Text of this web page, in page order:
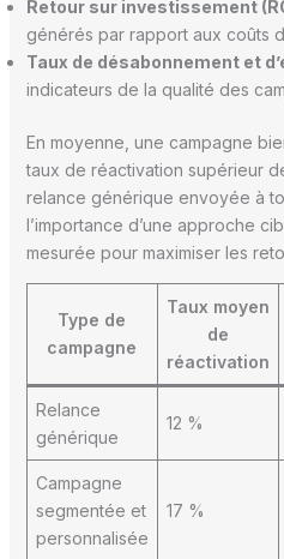
Retour sur investissement
générés par rapport aux coûts
Taux de désabonnement et
indicateurs de la qualité des
En moyenne, une campagne
taux de réactivation supérieur
relance générique envoyée à
l’importance d’une approche
mesurée pour maximiser les
Type de
campagne
Taux moyen
de
réactivation
Relance
générique
12 %
Campagne
segmentée et
personnalisée
17 %